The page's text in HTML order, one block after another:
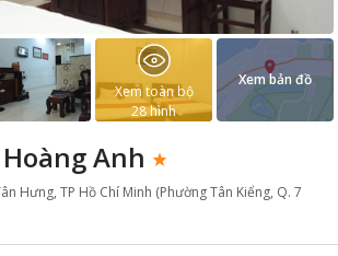
Anh
Hưng, TP Hồ Chí Minh (Phường Tân Kiểng, Q. 7
Xem toàn bộ
28hình
Xem bản đồ